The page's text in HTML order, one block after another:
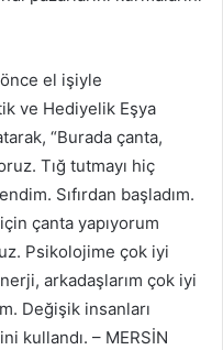
el işiyle
ve Hediyelik Eşya
“Burada çanta,
Tığ tutmayı hiç
Sıfırdan başladım.
çanta yapıyorum
Psikolojime çok iyi
arkadaşlarım çok iyi
Değişik insanları
kullandı. – MERSİN